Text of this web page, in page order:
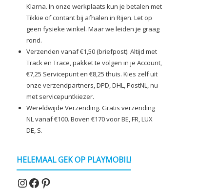
Klarna. In onze werkplaats kun je betalen met
Tikkie of contant bij afhalen in Rijen. Let op
geen fysieke winkel. Maar we leiden je graag
rond.
Verzenden vanaf €1,50 (briefpost). Altijd met
Track en Trace, pakket te volgen in je Account,
€7,25 Servicepunt en €8,25 thuis. Kies zelf uit
onze verzendpartners, DPD, DHL, PostNL, nu
met servicepuntkiezer.
Wereldwijde Verzending. Gratis verzending
NL vanaf €100. Boven €170 voor BE, FR, LUX
DE, S.
HELEMAAL GEK OP PLAYMOBIL!
Instagram
Facebook
Pinterest